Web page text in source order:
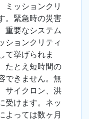
ミッションクリ
。緊急時の災害
重要なシステム
ションクリティ
て挙げられま
たとえ短時間の
できません。無
サイクロン、洪
受けます。ネッ
よっては数ヶ月